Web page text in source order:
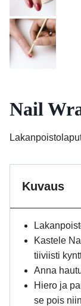
Nail
Kuvaus
Kastele
tiiviisti
Anna
Hiero ja
se pois